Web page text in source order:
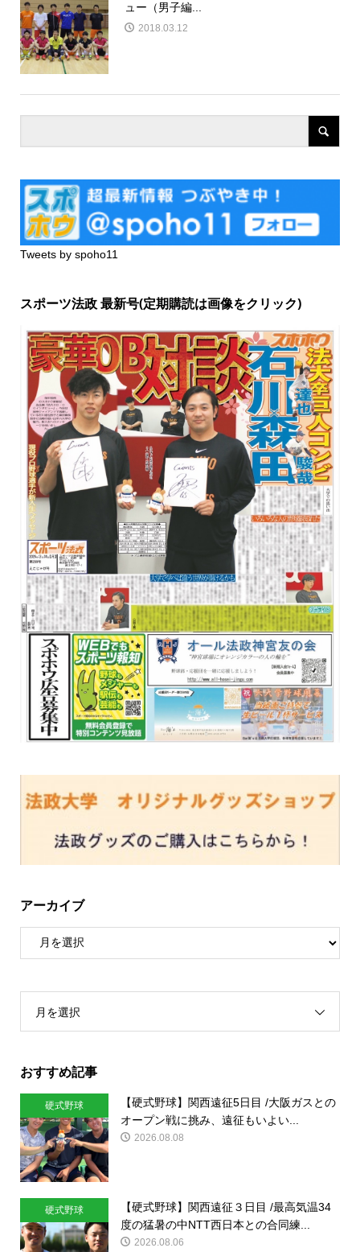
ュー（男子編...
2018.03.12
Tweets by spoho11
スポーツ法政 最新号(定期購読は画像をクリック)
アーカイブ
月を選択
おすすめ記事
硬式野球
【硬式野球】関西遠征5日目 /大阪ガスとの
オープン戦に挑み、遠征もいよい...
2026.08.08
硬式野球
【硬式野球】関西遠征３日目 /最高気温34
度の猛暑の中NTT西日本との合同練...
2026.08.06